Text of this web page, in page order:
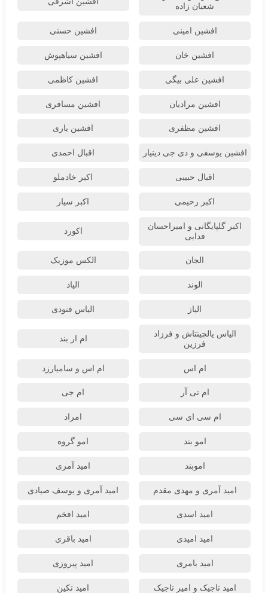
شعبان زاده
افشین امینی افشین حسنی
افشین خان افشین سیاهپوش
افشین علی بیگی افشین کاظمی
افشین مرادیان افشین مسافری
افشین مظفری افشین یاری
افشین یوسفی و دی جی دینیار اقبال احمدی
اقبال حبیبی اکبر خادملو
اکبر رحیمی اکبر سیار
اکبر گلپایگانی و امیراحسان
فدایی
اکورد
الجان الکس موزیک
الوند الیاد
الیاز الیاس فنودی
الیاس یالچینتاش و فرزاد
فرزین
ام‌ ار بند
ام اس ام اس و سامیارزد
ام تی آر ام جی
ام سی ای سی امراد
امو بند امو گروه
اموبند امید آمری
امید آمری و مهدی مقدم امید آمری و یوسف صیادی
امید اسدی امید افخم
امید امیدی امید باقری
امید بامری امید پیروزی
امید تاجیک و امیر تاجیک امید تکین